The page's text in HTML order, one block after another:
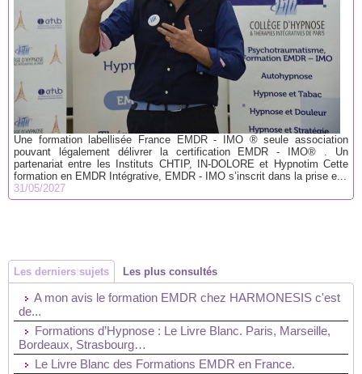
Une formation labellisée France EMDR - IMO ® seule association
pouvant légalement délivrer la certification EMDR - IMO® . Un
partenariat entre les Instituts CHTIP, IN-DOLORE et Hypnotim Cette
formation en EMDR Intégrative, EMDR - IMO s’inscrit dans la prise e...
31/05/2027
Les derniers sujets Les plus consultés
A mon avis le formation EMDR chez HARMONESIS c'est
de...
Formations d’Hypnose : Le Livre Blanc. Paris, Marseille,
Bordeaux, Strasbourg…
Le Livre Blanc des Formations EMDR en France.